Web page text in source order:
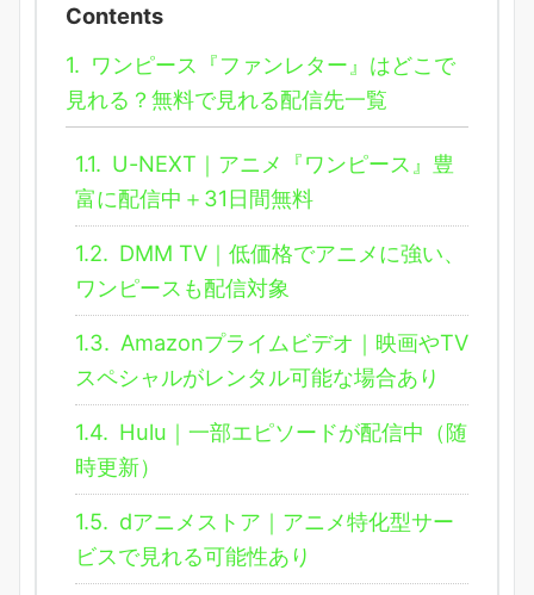
Contents
1. ワンピース『ファンレター』はどこで
見れる？無料で見れる配信先一覧
1.1. U-NEXT｜アニメ『ワンピース』豊
富に配信中＋31日間無料
1.2. DMM TV｜低価格でアニメに強い、
ワンピースも配信対象
1.3. Amazonプライムビデオ｜映画やTV
スペシャルがレンタル可能な場合あり
1.4. Hulu｜一部エピソードが配信中（随
時更新）
1.5. dアニメストア｜アニメ特化型サー
ビスで見れる可能性あり